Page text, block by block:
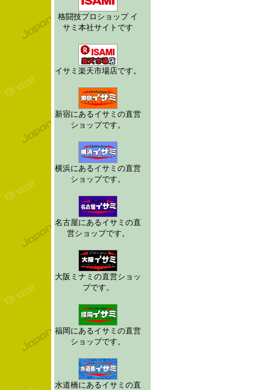
格闘技プロショップ イ
サミ本社サイトです
イサミ楽天市場店です。
新宿にあるイサミの直営
ショップです。
横浜にあるイサミの直営
ショップです。
名古屋にあるイサミの直
営ショップです。
大阪ミナミの直営ショッ
プです。
福岡にあるイサミの直営
ショップです。
水道橋にあるイサミの直